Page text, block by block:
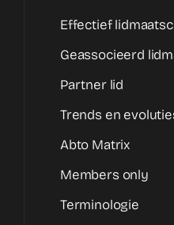
Effectief
Geassocieerd
Partner lid
Trends en
Abto Matrix
Members only
Terminologie